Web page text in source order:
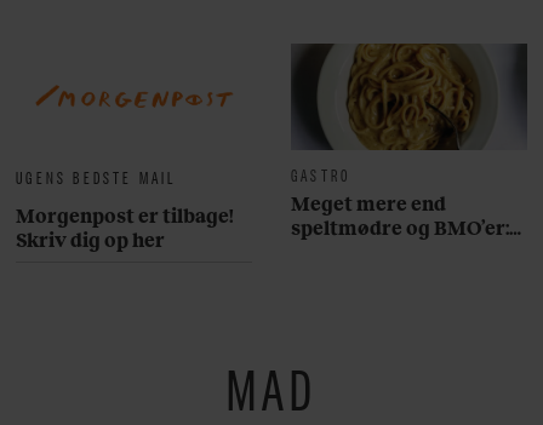
UGENS BEDSTE MAIL
Morgenpost er tilbage!
Skriv dig op her
GASTRO
Meget mere end
speltmødre og BMO’er:
MAD